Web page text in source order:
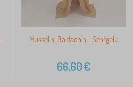
Musselin-Baldachin - Senfgelb
66,60€